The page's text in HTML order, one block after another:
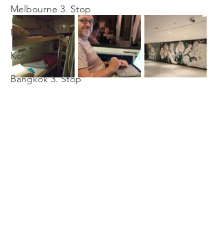
Melbourne 3. Stop
Naturns
Koh Samui
Bangkok 3. Stop